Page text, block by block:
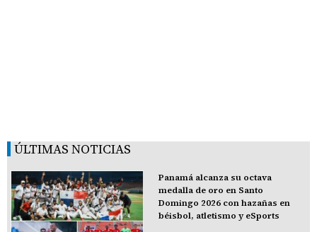
ÚLTIMAS NOTICIAS
Panamá alcanza su octava
medalla de oro en Santo
Domingo 2026 con hazañas en
béisbol, atletismo y eSports